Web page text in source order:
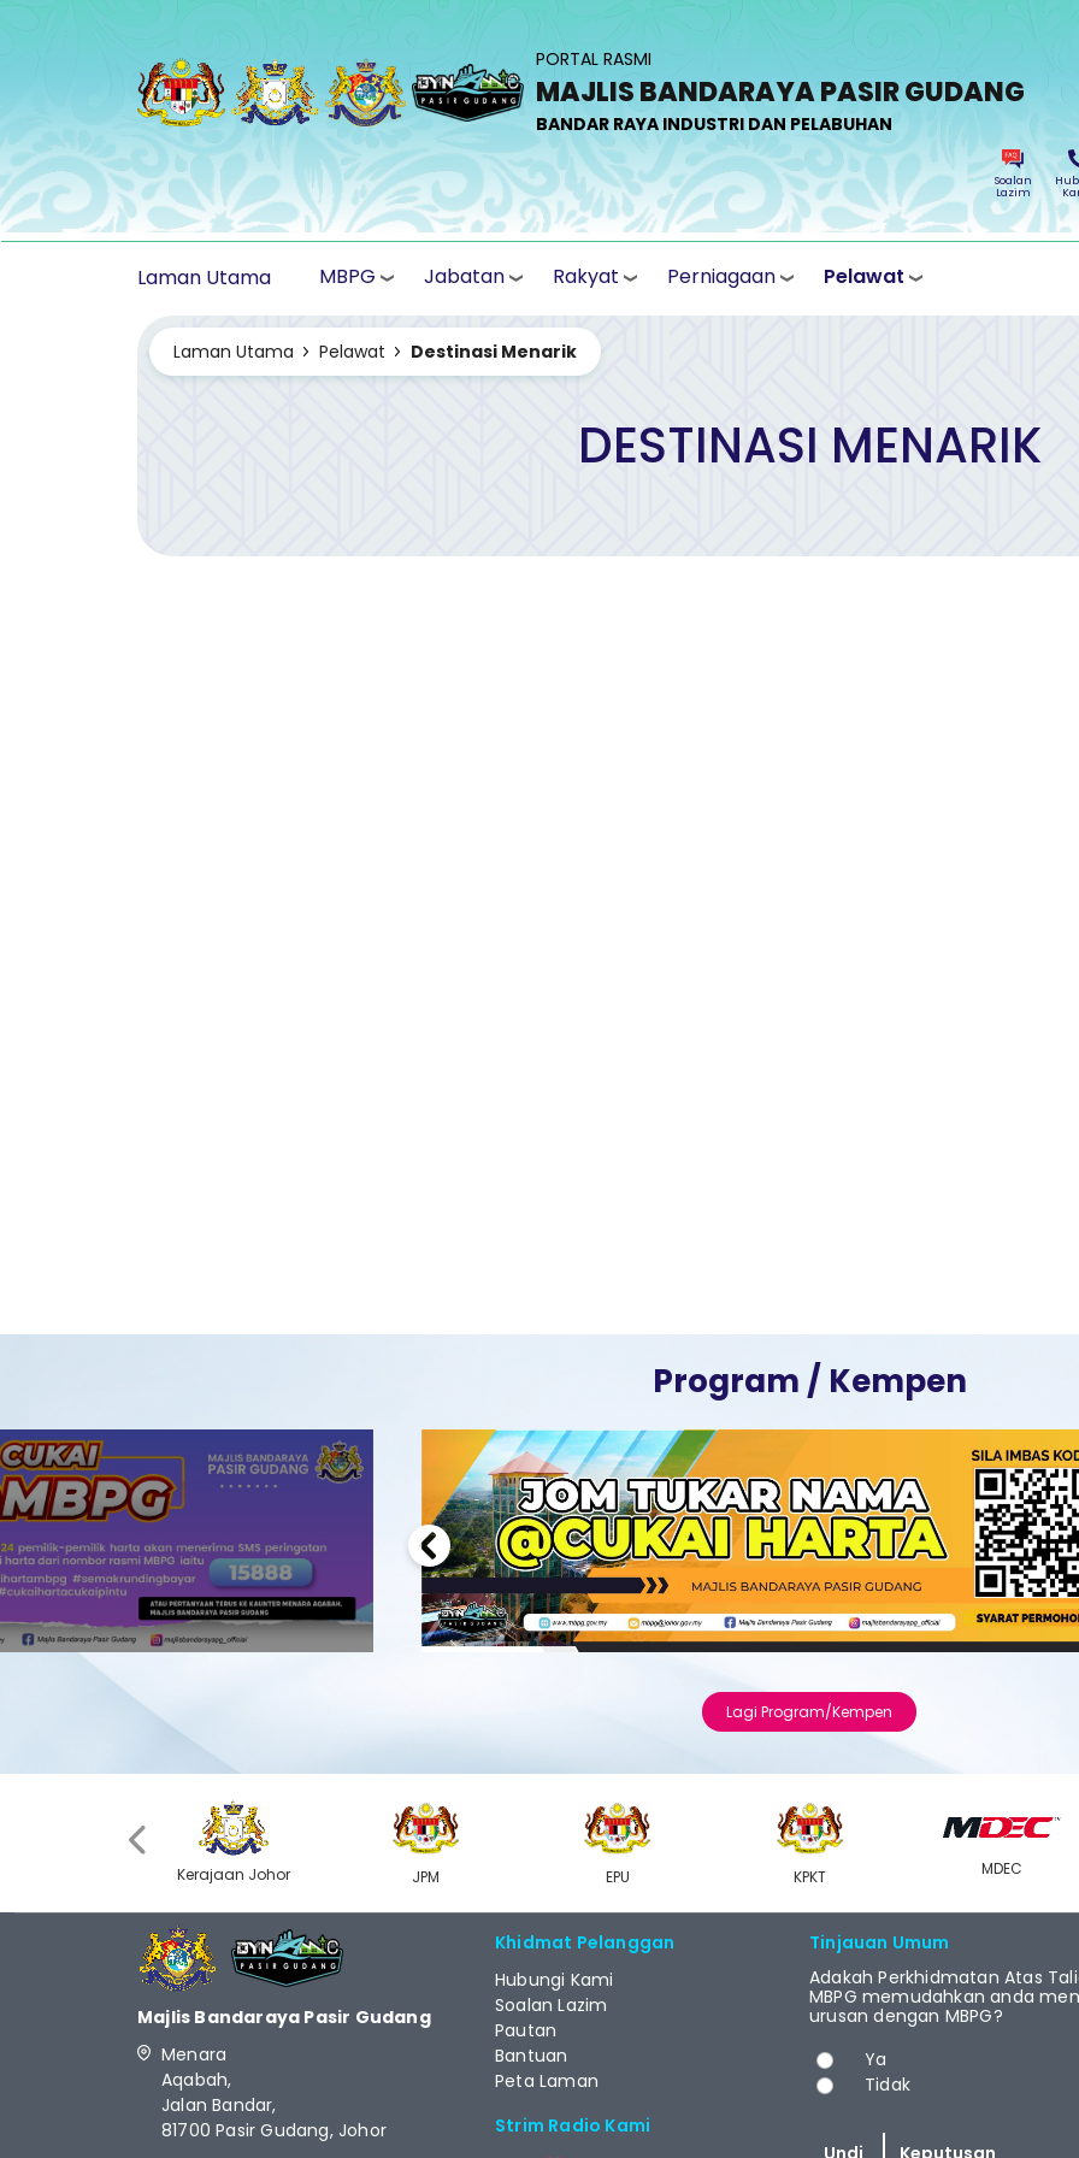
PORTAL RASMI
MAJLIS BANDARAYA PASIR GUDANG
BANDAR RAYA INDUSTRI DAN PELABUHAN
Soalan
Lazim
Laman Utama MBPG Jabatan Rakyat Perniagaan Pelawat
Laman Utama Pelawat Destinasi Menarik
DESTINASI MENARIK
Program / Kempen
Previous
Lagi Program/Kempen
Kerajaan Johor JPM EPU KPKT MDEC
Majlis Bandaraya Pasir Gudang
Menara
Aqabah,
Jalan Bandar,
81700 Pasir Gudang, Johor
Khidmat Pelanggan
Hubungi Kami
Soalan Lazim
Pautan
Bantuan
Peta Laman
Strim Radio Kami
Tinjauan Umum
Adakah Perkhidmatan Atas
MBPG memudahkan anda
urusan dengan MBPG?
Pilihan
Ya
Tidak